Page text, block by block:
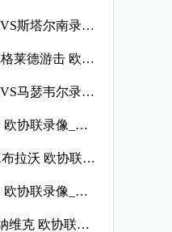
2026年07月24日_欧协联 埃尔维斯VS斯塔尔南录像_高清录像【全场回放】
2026年07月24日_施特拉森VS贝尔格莱德游击 欧协联录像_全场录像【全场回放】
2026年07月24日_欧协联 托尔斯港VS马瑟韦尔录像_全场录像【高清回放】
2026年07月24日_德里城VS里耶卡 欧协联录像_全场录像【高清回放】
2026年07月24日_斯肯迪亚VSASK布拉沃 欧协联录像_高清录像【全场回放】
2026年07月24日_卡里鲁VS舒尔本 欧协联录像_高清录像【全场回放】
2026年07月24日_科佩尔VSNSI鲁纳维克 欧协联录像_全场录像【高清回放】